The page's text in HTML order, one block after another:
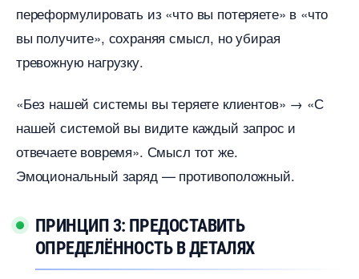
переформулировать из «что вы потеряете» в «что
ы получите», сохраняя смысл, но убирая
тревожную нагрузку.
«Без нашей системы вы теряете клиентов» → «С
нашей системой вы видите каждый запрос и
отвечаете вовремя». Смысл тот же.
Эмоциональный заряд — противоположный.
ПРИНЦИП 3: ПРЕДОСТАВИТЬ
ОПРЕДЕЛЁННОСТЬ В ДЕТАЛЯХ